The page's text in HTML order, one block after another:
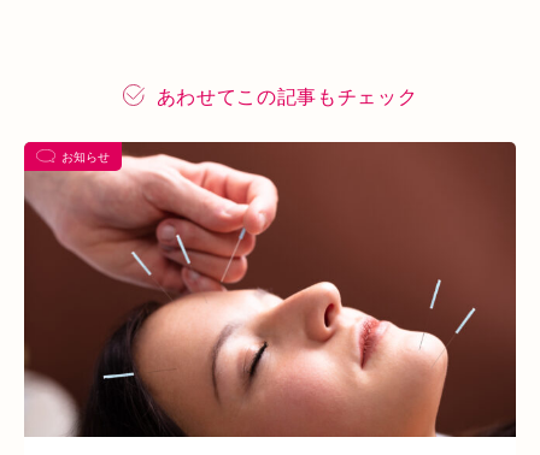
あい通信 筋トレ 骨盤
あいSHOP 膝 矯正 むくみ
対応できる症状 上本町
ふくらはぎ ストレス 背骨 腕
シワ・シミ・たるみ 手首 谷9 寒暖差 梅雨
四十肩 五十肩 代謝 めまい 眼精疲労 スマホ首
美肌 自律神経失調症 寝違え ぎっくり腰 美容鍼
あわせてこの記事もチェック
お知らせ